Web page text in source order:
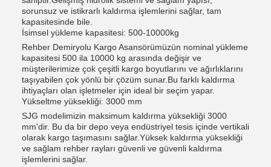
sorunsuz ve istikrarlı kaldırma işlemlerini sağlar, tam
kapasitesinde bile.
İsimsel yükleme kapasitesi: 500-10000kg
Rehber Demiryolu Kargo Asansörümüzün nominal yükleme
kapasitesi 500 ila 10000 kg arasında değişir ve
müşterilerimize çok çeşitli kargo boyutlarını ve ağırlıklarını
taşıyabilen çok yönlü bir çözüm sunar.Bu farklı kaldırma
ihtiyaçları olan işletmeler için ideal bir seçim yapar.
Yükseltme yüksekliği: 3000 mm
SJG modelimizin maksimum kaldırma yüksekliği 3000
mm'dir. Bu da bir depo veya endüstriyel tesis içinde vertikali
olarak kargo taşımasını sağlar.Yüksek kaldırma yüksekliği
ve sağlam rehber rayları güvenli ve güvenli kaldırma
işlemlerini sağlar.